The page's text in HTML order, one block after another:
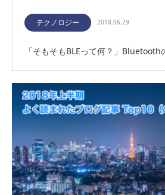
テクノロジー 2018.06.29
「そもそもBLEって何？」Bluetooth